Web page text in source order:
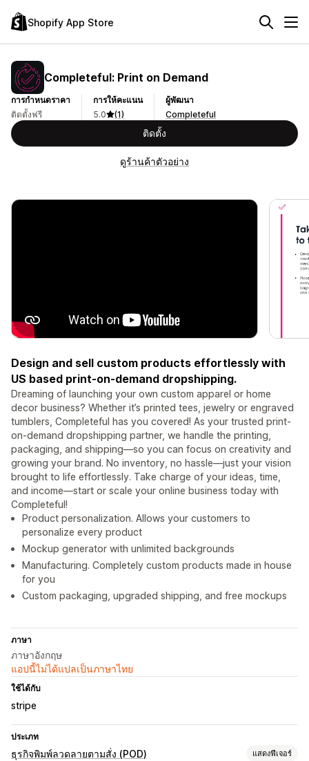
Shopify App Store
Completeful: Print on Demand
การกำหนดราคา
ติดตั้งฟรี
การให้คะแนน
5.0
(1)
ผู้พัฒนา
Completeful
ติดตั้ง
ดูร้านค้าตัวอย่าง
Design and sell custom products effortlessly with
US based print-on-demand dropshipping.
Dreaming of launching your own custom apparel or home
decor business? Whether it’s printed tees, jewelry or engraved
tumblers, Completeful has you covered! As your trusted print-
on-demand dropshipping partner, we handle the printing,
packaging, and shipping—so you can focus on creativity and
growing your brand. No inventory, no hassle—just your vision
brought to life effortlessly. Take charge of your ideas, time,
and income—start or scale your online business today with
Completeful!
Product personalization. Allows your customers to
personalize every product
Mockup generator with unlimited backgrounds
Manufacturing. Completely custom products made in house
for you
Custom packaging, upgraded shipping, and free mockups
ภาษา
ภาษาอังกฤษ
แอปนี้ไม่ได้แปลเป็นภาษาไทย
ใช้ได้กับ
stripe
ประเภท
ธุรกิจพิมพ์ลวดลายตามสั่ง (POD) แสดงฟีเจอร์